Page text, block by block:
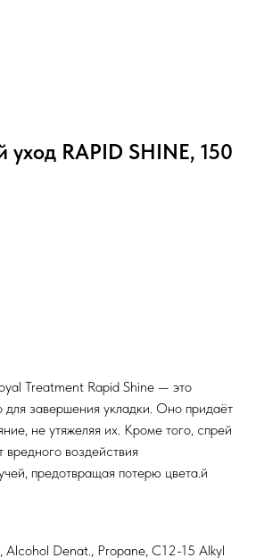
уход RAPID SHINE, 150
Treatment Rapid Shine — это
для завершения укладки. Оно придаёт
не утяжеляя их. Кроме того, спрей
воздействия
предотвращая потерю цвета.й
Alcohol Denat., Propane, C12-15 Alkyl